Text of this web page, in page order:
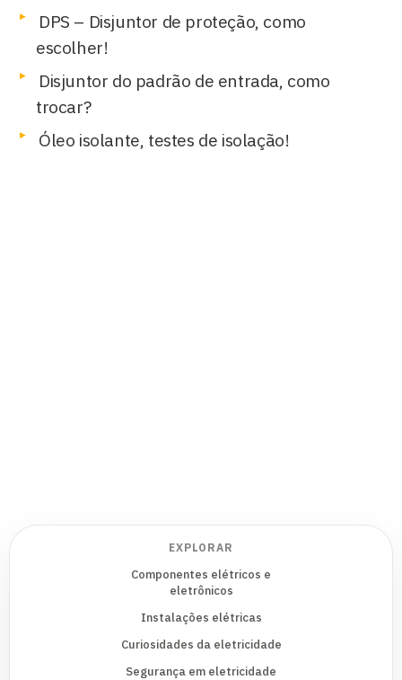
DPS – Disjuntor de proteção, como
escolher!
Disjuntor do padrão de entrada, como
trocar?
Óleo isolante, testes de isolação!
EXPLORAR
Componentes elétricos e
eletrônicos
Instalações elétricas
Curiosidades da eletricidade
Segurança em eletricidade